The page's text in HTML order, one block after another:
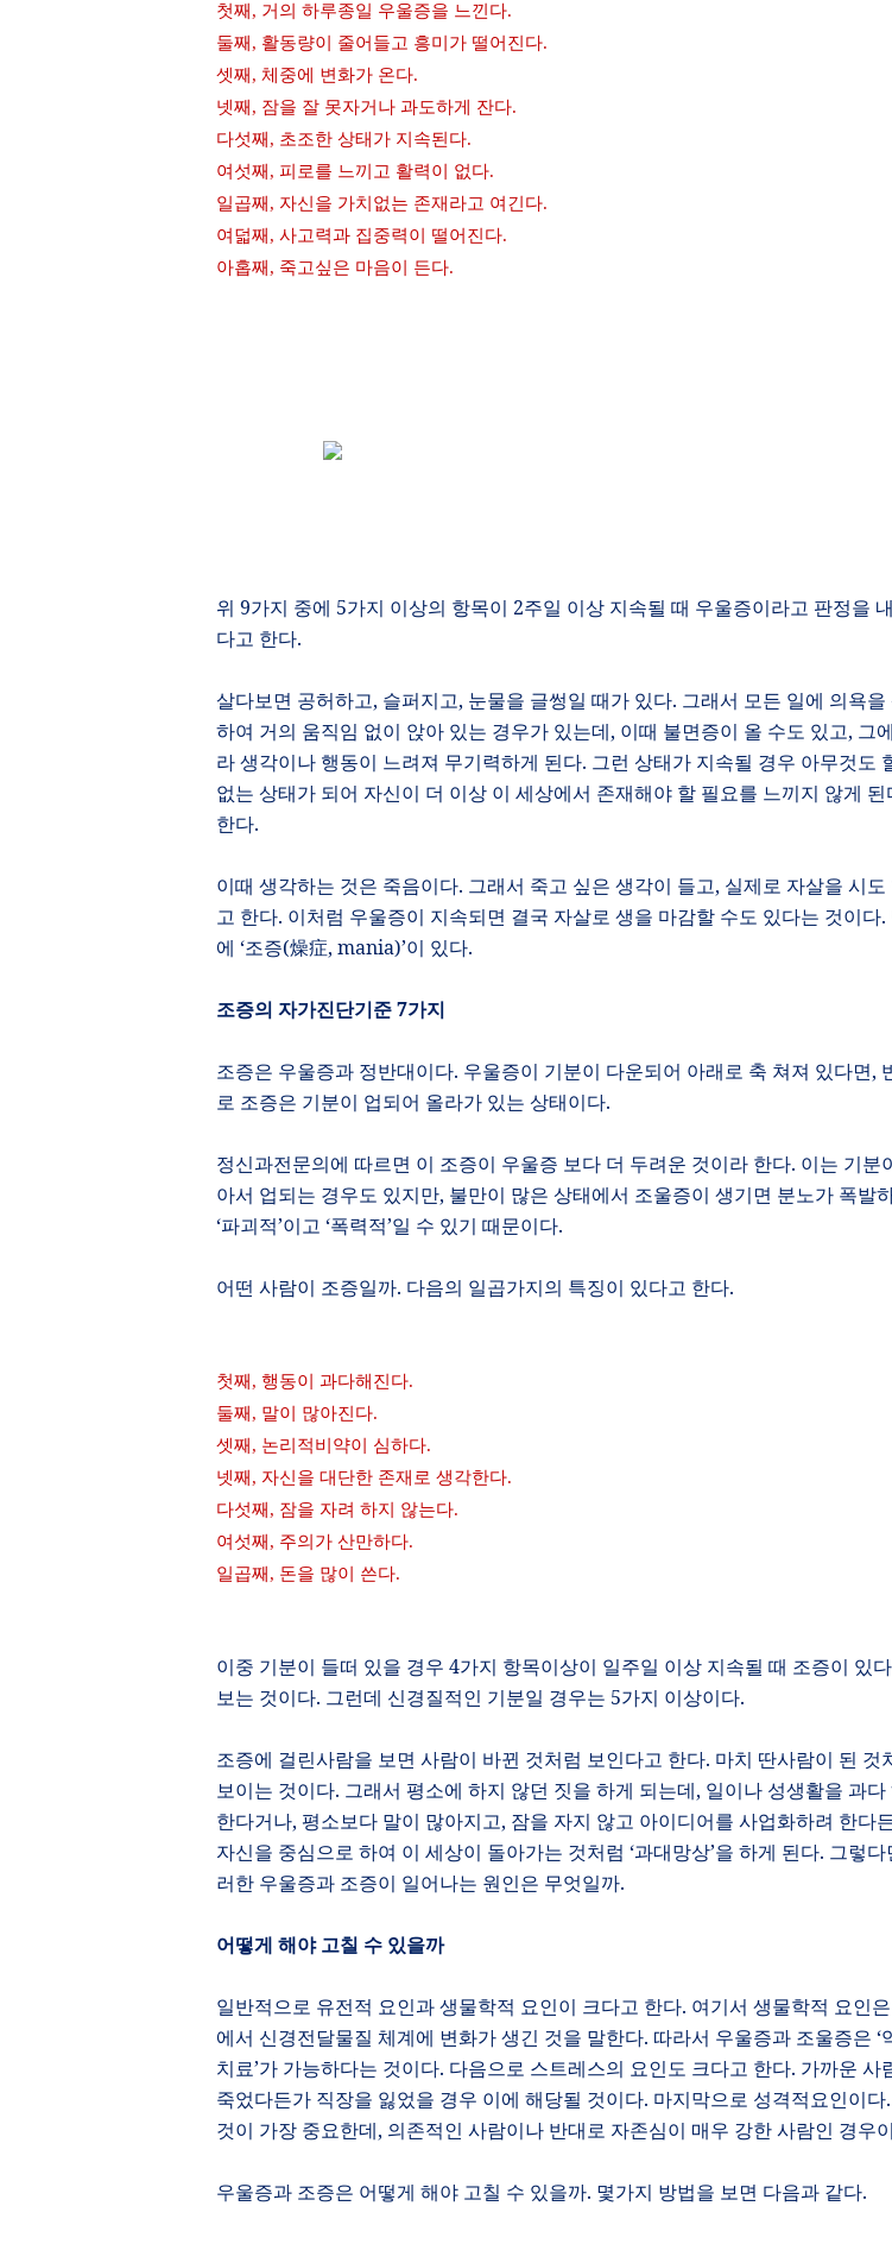
첫째 , 거의 하루종일 우울증을 느낀다.
둘째 , 활동량이 줄어들고 흥미가 떨어진다.
셋째 , 체중에 변화가 온다.
넷째 , 잠을 잘 못자거나 과도하게 잔다.
다섯째 , 초조한 상태가 지속된다.
여섯째 , 피로를 느끼고 활력이 없다.
일곱째 , 자신을 가치없는 존재라고 여긴다.
여덟째 , 사고력과 집중력이 떨어진다.
아홉째 , 죽고싶은 마음이 든다.
위 9가지 중에 5가지 이상의 항목이 2주일 이상 지속될 때 우울증이라고 판정을
다고 한다.
살다보면 공허하고, 슬퍼지고, 눈물을 글썽일 때가 있다. 그래서 모든 일에 의욕을
하여 거의 움직임 없이 앉아 있는 경우가 있는데, 이때 불면증이 올 수도 있고, 그
라 생각이나 행동이 느려져 무기력하게 된다. 그런 상태가 지속될 경우 아무것도
없는 상태가 되어 자신이 더 이상 이 세상에서 존재해야 할 필요를 느끼지 않게 된
한다.
이때 생각하는 것은 죽음이다. 그래서 죽고 싶은 생각이 들고, 실제로 자살을 시도
고 한다. 이처럼 우울증이 지속되면 결국 자살로 생을 마감할 수도 있다는 것이다.
에 ‘조증(燥症, mania)’이 있다.
조증의 자가진단기준7가지
조증은 우울증과 정반대이다. 우울증이 기분이 다운되어 아래로 축 쳐져 있다면,
로 조증은 기분이 업되어 올라가 있는 상태이다.
정신과전문의에 따르면 이 조증이 우울증 보다 더 두려운 것이라 한다. 이는 기분
아서 업되는 경우도 있지만, 불만이 많은 상태에서 조울증이 생기면 분노가 폭발
‘파괴적’이고 ‘폭력적’일 수 있기 때문이다.
어떤 사람이 조증일까. 다음의 일곱가지의 특징이 있다고 한다.
첫째 , 행동이 과다해진다.
둘째 , 말이 많아진다.
셋째 , 논리적비약이 심하다.
넷째 , 자신을 대단한 존재로 생각한다.
다섯째 , 잠을 자려 하지 않는다.
여섯째 , 주의가 산만하다.
일곱째 , 돈을 많이 쓴다.
이중 기분이 들떠 있을 경우 4가지 항목이상이 일주일 이상 지속될 때 조증이 있
보는 것이다. 그런데 신경질적인 기분일 경우는 5가지 이상이다.
조증에 걸린사람을 보면 사람이 바뀐 것처럼 보인다고 한다. 마치 딴사람이 된 것
보이는 것이다. 그래서 평소에 하지 않던 짓을 하게 되는데, 일이나 성생활을 과다
한다거나, 평소보다 말이 많아지고, 잠을 자지 않고 아이디어를 사업화하려 한다
자신을 중심으로 하여 이 세상이 돌아가는 것처럼 ‘과대망상’을 하게 된다. 그렇다
러한 우울증과 조증이 일어나는 원인은 무엇일까.
어떻게 해야 고칠 수 있을까
일반적으로 유전적 요인과 생물학적 요인이 크다고 한다. 여기서 생물학적 요인
에서 신경전달물질 체계에 변화가 생긴 것을 말한다. 따라서 우울증과 조울증은 ‘
치료’가 가능하다는 것이다. 다음으로 스트레스의 요인도 크다고 한다. 가까운 사
죽었다든가 직장을 잃었을 경우 이에 해당될 것이다. 마지막으로 성격적요인이다.
것이 가장 중요한데, 의존적인 사람이나 반대로 자존심이 매우 강한 사람인 경우
우울증과 조증은 어떻게 해야 고칠 수 있을까. 몇가지 방법을 보면 다음과 같다.